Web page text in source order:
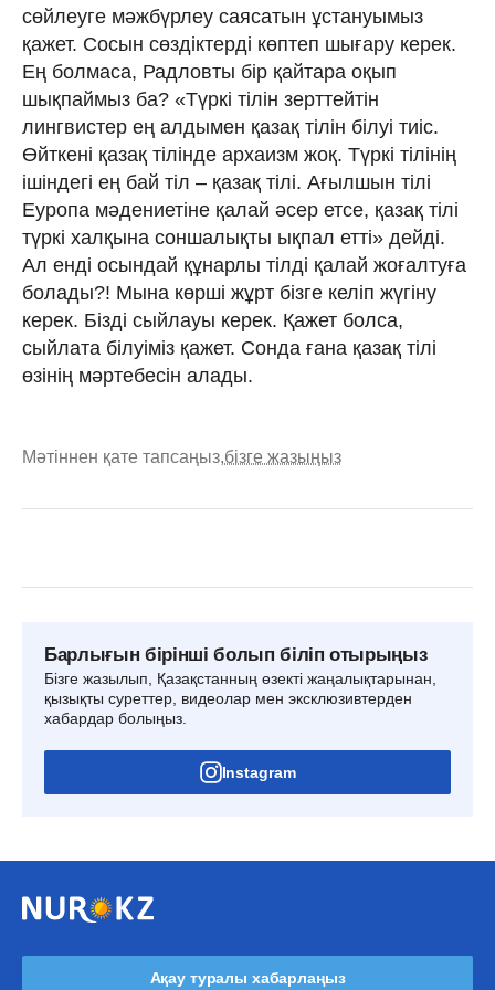
сөйлеуге мəжбүрлеу саясатын ұстануымыз
қажет. Сосын сөздiктердi көптеп шығару керек.
Ең болмаса, Радловты бiр қайтара оқып
шықпаймыз ба? «Түркi тiлiн зерттейтiн
лингвистер ең алдымен қазақ тiлiн бiлуi тиiс.
Өйткенi қазақ тiлiнде архаизм жоқ. Түркi тiлiнiң
iшiндегi ең бай тiл – қазақ тiлi. Ағылшын тiлi
Еуропа мəдениетiне қалай əсер етсе, қазақ тiлi
түркi халқына соншалықты ықпал еттi» дейдi.
Ал ендi осындай құнарлы тiлдi қалай жоғалтуға
болады?! Мына көршi жұрт бiзге келiп жүгiну
керек. Бiздi сыйлауы керек. Қажет болса,
сыйлата бiлуiмiз қажет. Сонда ғана қазақ тiлi
өзiнiң мəртебесiн алады.
Мәтіннен қате тапсаңыз,бізге жазыңыз
Барлығын бірінші болып біліп отырыңыз
Бізге жазылып, Қазақстанның өзекті жаңалықтарынан,
қызықты суреттер, видеолар мен эксклюзивтерден
хабардар болыңыз.
Instagram
Ақау туралы хабарлаңыз